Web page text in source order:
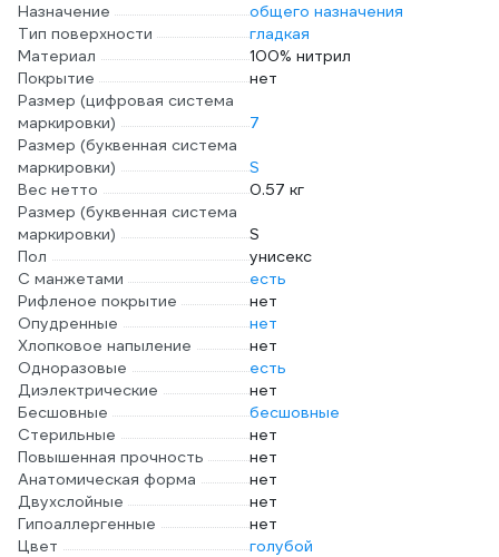
Назначение
общего назначения
Тип поверхности
гладкая
Материал
100% нитрил
Покрытие
нет
Размер (цифровая система
маркировки)
7
Размер (буквенная система
маркировки)
S
Вес нетто
0.57 кг
Размер (буквенная система
маркировки)
S
Пол
унисекс
С манжетами
есть
Рифленое покрытие
нет
Опудренные
нет
Хлопковое напыление
нет
Одноразовые
есть
Диэлектрические
нет
Бесшовные
бесшовные
Стерильные
нет
Повышенная прочность
нет
Анатомическая форма
нет
Двухслойные
нет
Гипоаллергенные
нет
Цвет
голубой